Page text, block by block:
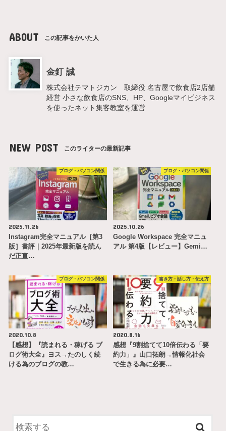
ABOUT この記事をかいた人
金釘 誠
株式会社テマトジカン 取締役 名古屋で飲食店2店舗
経営 小さな飲食店のSNS、HP、Googleマイビジネス
を使ったネット集客教室を運営
NEW POST このライターの最新記事
ブログ・パソコン関係
2025.11.26
Instagram完全マニュアル［第3
版］書評｜2025年最新版を読ん
だ正直…
ブログ・パソコン関係
2025.10.26
Google Workspace 完全マニュ
アル 第4版【レビュー】Gemi…
ブログ・パソコン関係
2020.10.8
【感想】『読まれる・稼げる ブ
ログ術大全』ヨス→たのしく続
ける為のブログの教…
書き方・話し方・伝え方
2020.8.16
感想『9割捨てて10倍伝わる「要
約力」』山口拓朗→情報化社会
で生きる為に必要…